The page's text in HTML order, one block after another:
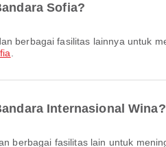
Sofia?
Internasional Wina?